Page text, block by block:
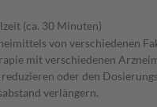
(ca. 30 Minuten)
von verschiedenen
mit verschiedenen
oder den
verlängern.